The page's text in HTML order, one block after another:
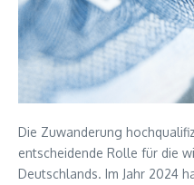
Die Zuwanderung
entscheidende Rolle für die
Deutschlands. Im Jahr 2024